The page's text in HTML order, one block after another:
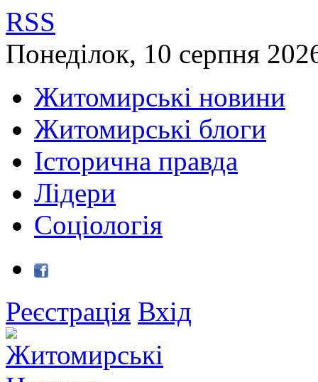
RSS
Понеділок, 10 серпня
Житомирські новини
Житомирські блоги
Історична правда
Лідери
Соціологія
Реєстрація Вхід